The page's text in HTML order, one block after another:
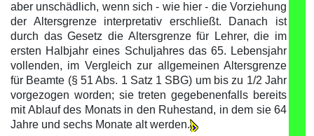
aber unschädlich, wenn sich - wie hier - die Vorziehung
der Altersgrenze interpretativ erschließt. Danach ist
durch das Gesetz die Altersgrenze für Lehrer, die im
ersten Halbjahr eines Schuljahres das 65. Lebensjahr
vollenden, im Vergleich zur allgemeinen Altersgrenze
für Beamte (§ 51 Abs. 1 Satz 1 SBG) um bis zu 1/2 Jahr
vorgezogen worden; sie treten gegebenenfalls bereits
mit Ablauf des Monats in den Ruhestand, in dem sie 64
Jahre und sechs Monate alt werden.